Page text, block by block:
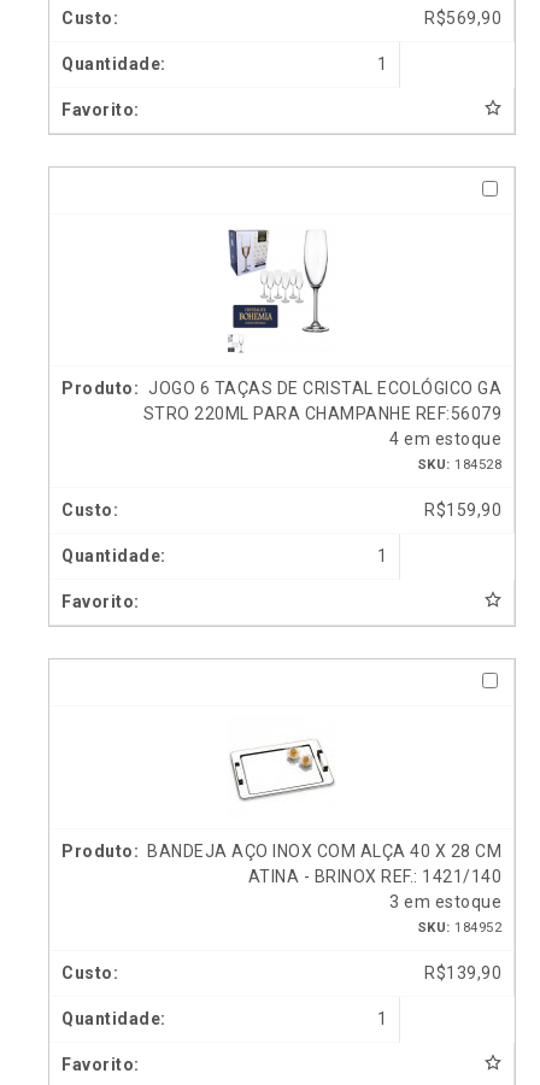
R$569,90
1
JOGO 6 TAÇAS DE CRISTAL ECOLÓGICO GA
STRO 220ML PARA CHAMPANHE REF:56079
4 em estoque
SKU: 184528
R$159,90
1
BANDEJA AÇO INOX COM ALÇA 40 X 28 CM
ATINA - BRINOX REF.: 1421/140
3 em estoque
SKU: 184952
R$139,90
1